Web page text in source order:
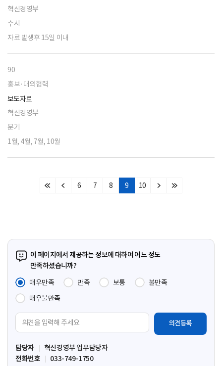
혁신경영부
수시
자료 발생후 15일 이내
90
홍보·대외협력
보도자료
혁신경영부
분기
1월, 4월, 7월, 10월
처
이
6 7 8 9 10
다
마
이 페이지에서 제공하는 정보에 대하여 어느 정도
만족하셨습니까?
매우만족
만족 보통
불만족
매우불만족
견
입
력
담당자
혁신경영부 업무담당자
전화번호
033-749-1750